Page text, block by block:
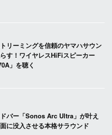
リーミングを信頼のヤマハサウン
す！ワイヤレスHiFiスピーカー
」を聴く
バー「Sonos Arc Ultra」が叶え
に没入させる本格サラウンド